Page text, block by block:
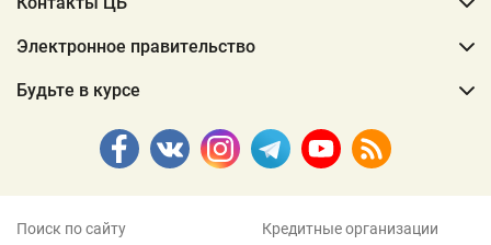
Электронное правительство
Будьте в курсе
Поиск по сайту Кредитные организации